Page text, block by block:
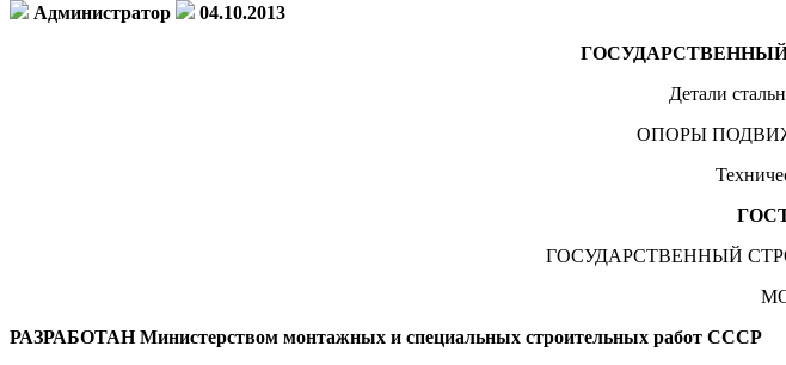
Администратор
04.10.2013
Детали
ОПОРЫ
ГОСТ
ГОСУДАРСТВЕННЫЙ
РАЗРАБОТАН Министерством монтажных и специальных строительных работ СССР